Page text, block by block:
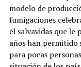
modelo de
fumigaciones
el salvavidas que le
años han permitido
para pocas